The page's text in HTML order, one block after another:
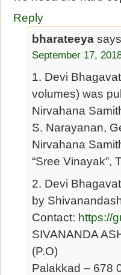
Reply
bharateeya
September 17,
1. Devi
volumes) was
Nirvahana
S. Narayanan,
Nirvahana
“Sree Vinayak”,
2. Devi
by
Contact: https://
SIVANANDA
(P.O)
Palakkad – 678